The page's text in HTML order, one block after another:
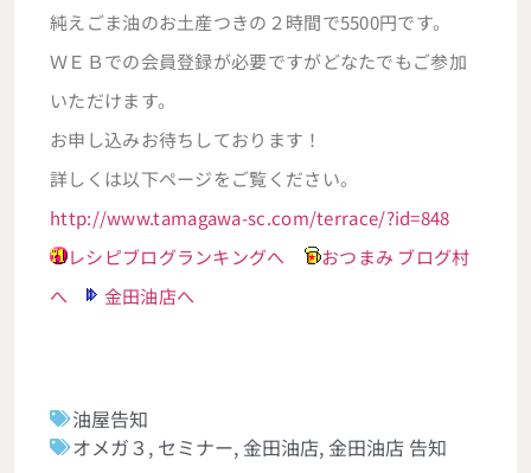
純えごま油のお土産つきの２時間で5500円です。
ＷＥＢでの会員登録が必要ですがどなたでもご参加
いただけます。
お申し込みお待ちしております！
詳しくは以下ページをご覧ください。
http://www.tamagawa-sc.com/terrace/?id=848
レシピブログランキングへ
おつまみ ブログ村
へ
金田油店へ
油屋告知
オメガ３ , セミナー,金田油店,金田油店 告知